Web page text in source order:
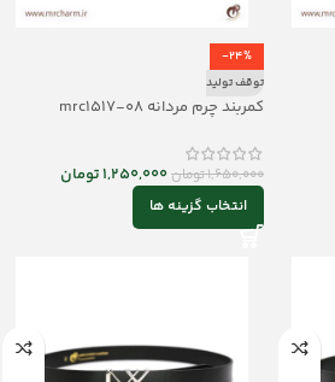
-24%
توقف تولید
کمربند چرم مردانه mrc1517-08
1,650,000تومان1,250,000تومان
انتخاب گزینه ها